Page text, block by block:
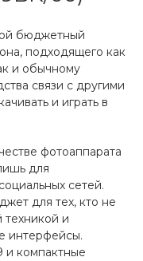
бюджетный
подходящего как
и обычному
связи с другими
и играть в
фотоаппарата
для
сетей.
для тех, кто не
и
интерфейсы.
и компактные